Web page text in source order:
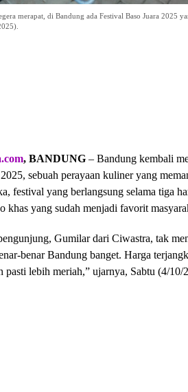
merapat, di Bandung ada Festival Baso Juara 2025
, BANDUNG – Bandung kembali
sebuah perayaan kuliner yang
festival yang berlangsung selama tiga
khas yang sudah menjadi favorit
Gumilar dari Ciwastra, tak
benar Bandung banget. Harga
pasti lebih meriah,” ujarnya, Sabtu (4/10/